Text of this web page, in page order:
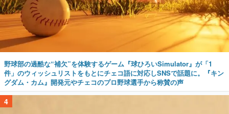
野球部の過酷な“補欠”を体験するゲーム『球ひろいSimulator』が「1
件」のウィッシュリストをもとにチェコ語に対応しSNSで話題に。『キン
グダム・カム』開発元やチェコのプロ野球選手から称賛の声
4